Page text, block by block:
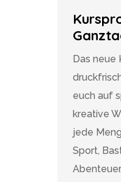
Das neue
euch auf
kreative
jede
Sport,